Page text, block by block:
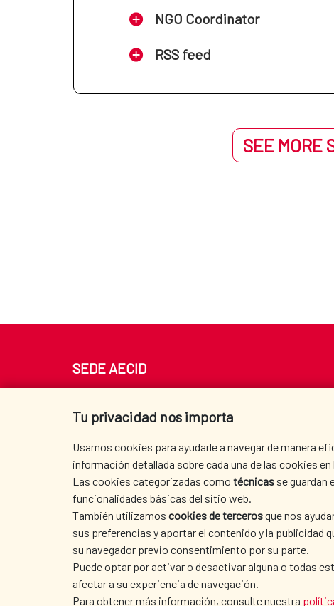
NGO Coordinator
RSS feed
SEE MORE
Tu privacidad nos importa
Usamos cookies para ayudarle a navegar de manera
información detallada sobre cada una de las cookies
Las cookies categorizadas como técnicas se guardan
funcionalidades básicas del sitio web.
También utilizamos cookies de tercerosque nos
sus preferencias y aportar el contenido y la publicidad
su navegador previo consentimiento por su parte.
Puede optar por activar o desactivar alguna o todas
afectar a su experiencia de navegación.
Para obtener más información, consulte nuestra
SEDE AECID
Tel. +34 900 20 30 54​​​​​​​
TERMS OF USE | DATA PROTECTION |